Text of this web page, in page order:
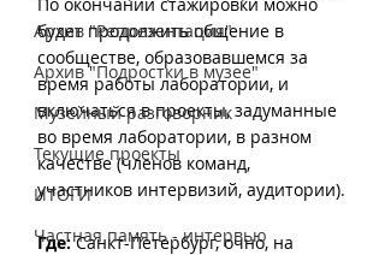
Архив "Репрезентация"
Архив "Подростки в музее"
Музейный разговорник
Текущие проекты
ИТОГИ
Частная память - интервью
будет продолжить общение в
сообществе, образовавшемся за
время работы лаборатории, и
включаться в проекты, задуманные
во время лаборатории, в разном
качестве (членов команд,
участников интервизий, аудитории).
Где: Санкт-Петербург, очно, на